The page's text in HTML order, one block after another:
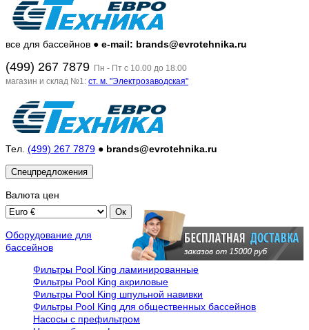
все для бассейнов ● e-mail: brands@evrotehnika.ru
(499) 267 7879 Пн - Пт с 10.00 до 18.00
магазин и склад №1: ст. м. "Электрозаводская"
Тел. (499) 267 7879 ● brands@evrotehnika.ru
Спецпредложения
Валюта цен
Оборудование для
бассейнов
Фильтры Pool King ламинированные
Фильтры Pool King акриловые
Фильтры Pool King шпульной навивки
Фильтры Pool King для общественных бассейнов
Насосы с префильтром